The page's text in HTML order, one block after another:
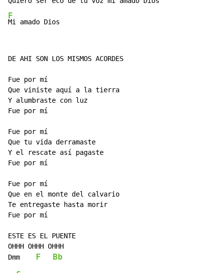
F
Mi amado Dios
DE AHI SON LOS MISMOS ACORDES
Fue por mí
Que viniste aquí a la tierra
Y alumbraste con luz
Fue por mí
Fue por mí
Que tu vida derramaste
Y el rescate así pagaste
Fue por mí
Fue por mí
Que en el monte del calvario
Te entregaste hasta morir
Fue por mí
ESTE ES EL PUENTE
OHHH OHHH OHHH
Dmm
F Bb